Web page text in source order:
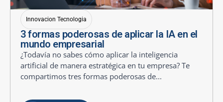
Innovacion Tecnologia
3 formas poderosas de aplicar la IA en el
mundo empresarial
¿Todavía no sabes cómo aplicar la inteligencia
artificial de manera estratégica en tu empresa? Te
compartimos tres formas poderosas de...